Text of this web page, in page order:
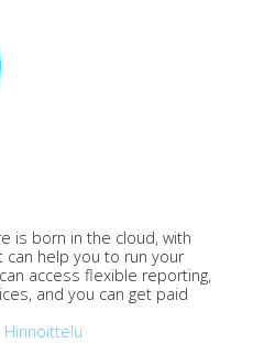
is born in the cloud, with
help you to run your
access flexible reporting,
and you can get paid
Hinnoittelu